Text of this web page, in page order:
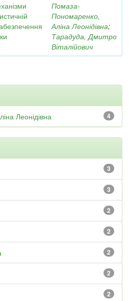
Помаза-
Пономаренко,
Аліна Леонідівна;
Тарадуда, Дмитро
Віталійович
4
Леонідівна
3
3
2
2
2
2
2